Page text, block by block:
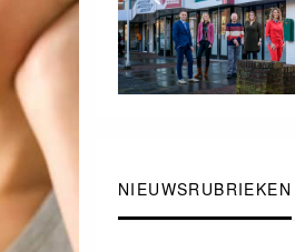
NIEUWSRUBRIEKEN